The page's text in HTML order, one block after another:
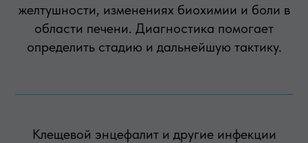
желтушности, изменениях биохимии и боли в
области печени. Диагностика помогает
определить стадию и дальнейшую тактику.
Клещевой энцефалит и другие инфекции